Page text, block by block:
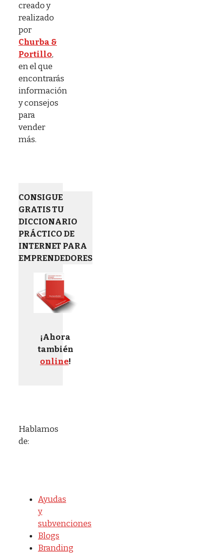
creado y
realizado
por
Churba &
Portillo,
en el que
encontrarás
información
y consejos
para
vender
más.
CONSIGUE
GRATIS TU
DICCIONARIO
PRÁCTICO DE
INTERNET PARA
EMPRENDEDORES
¡Ahora
también
online!
Hablamos
de:
Ayudas
y
subvenciones
Blogs
Branding